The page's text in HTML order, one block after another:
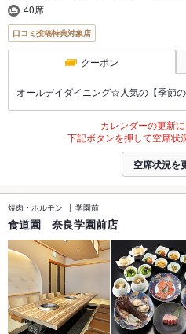
40席
口コミ投稿特典対象店
クーポン
オールデイダイニング☆人気の【季節
カレンダーの更新に
下記ボタンを押して空席状
空席状況を
焼肉・ホルモン 学園前
食道園 奈良学園前店